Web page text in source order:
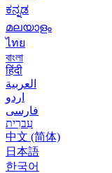
ಕನ್ನಡ
മലയാളം
ไทย
বাংলা
हिंदी
العربية
اردو
فارسی
עִברִית
中文 (简体)
日本語
한국어